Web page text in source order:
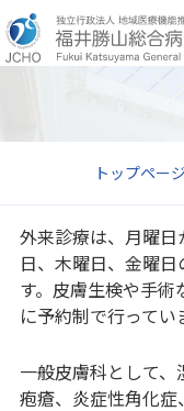
トップページ
外来診療は、月曜
日、木曜日、金曜
す。皮膚生検や手
に予約制で行ってい
一般皮膚科として
疱瘡、炎症性角化症